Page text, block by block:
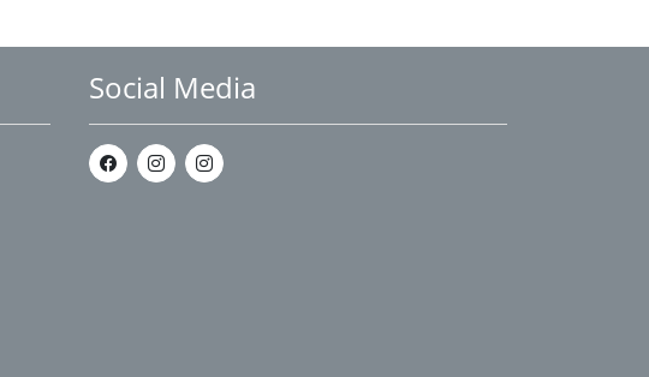
Social Media